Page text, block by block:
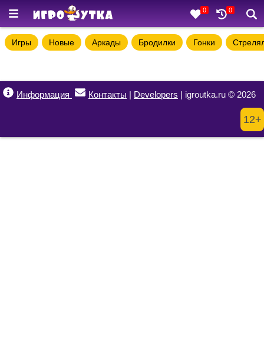
0 0
Игры Новые Аркады Бродилки Гонки
Информация Контакты | Developers | igroutka.ru © 2026
12+